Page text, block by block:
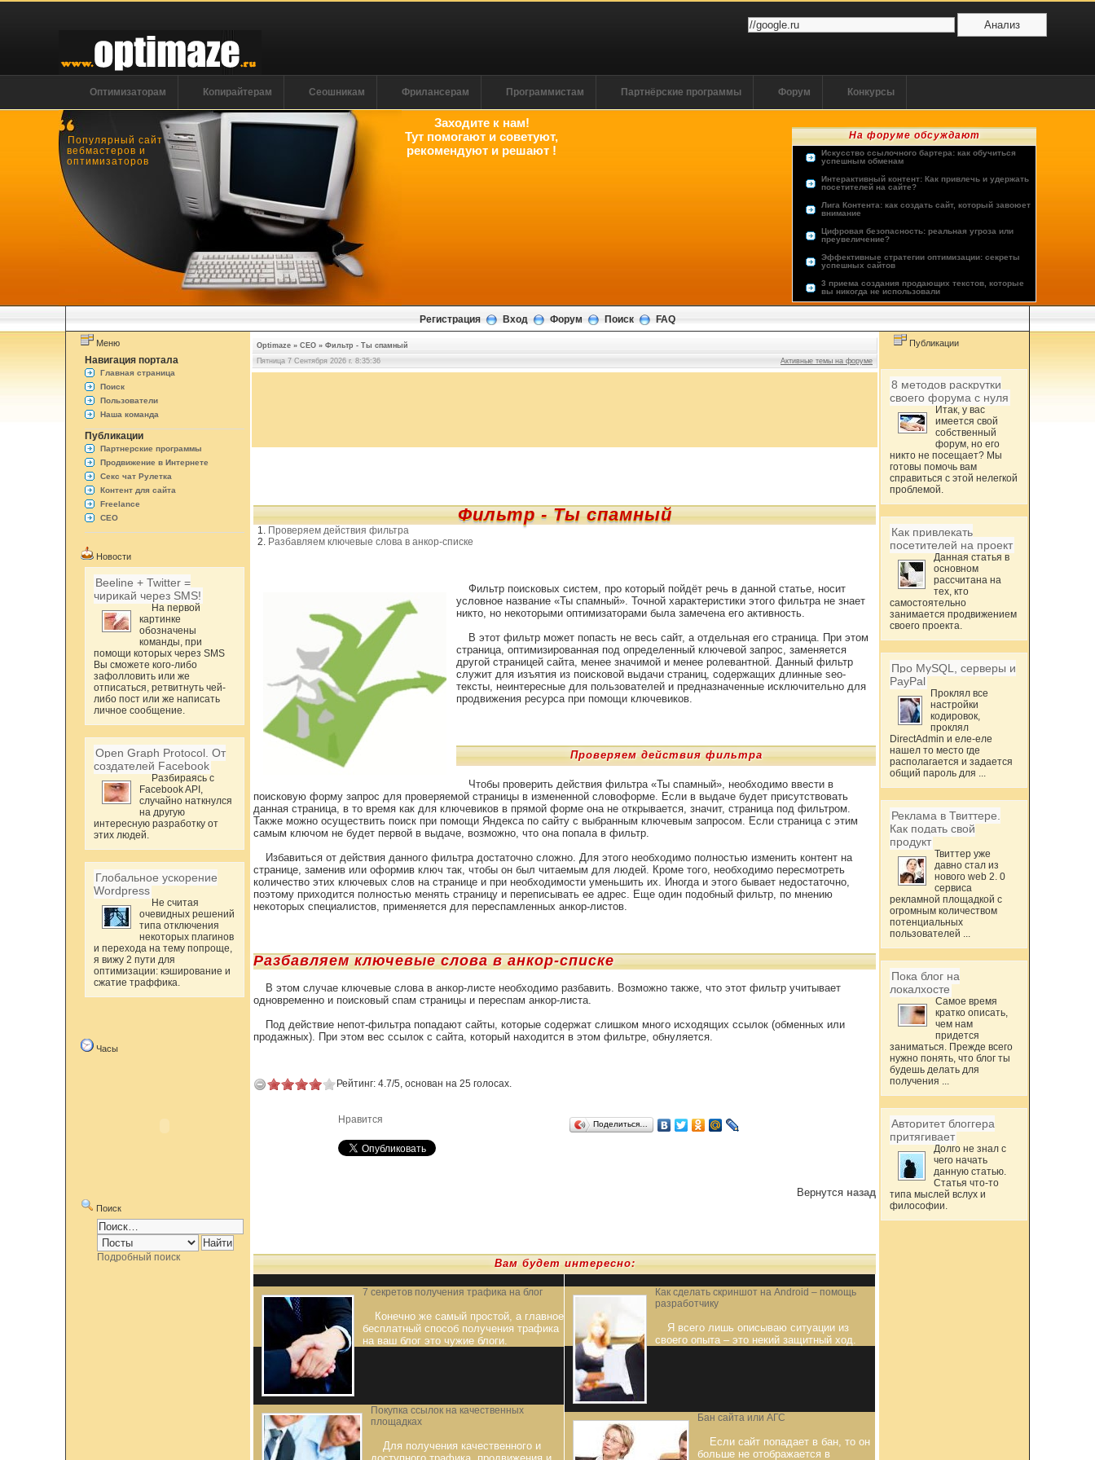
Оптимизаторам Копирайтерам Сеошникам Фрилансерам Программистам Партнёрские программы Форум Конкурсы
На форуме обсуждают
Искусство ссылочного бартера: как обучиться
успешным обменам
Интерактивный контент: Как привлечь и удержать
посетителей на сайте?
Лига Контента: как создать сайт, который завоюет
внимание
Цифровая безопасность: реальная угроза или
преувеличение?
Эффективные стратегии оптимизации: секреты
успешных сайтов
3 приема создания продающих текстов, которые
вы никогда не использовали
Опыт пользователей: лучшие хостинг-провайдеры
Популярный сайт
вебмастеров и
оптимизаторов
Заходите к нам!
Тут помогают и советуют,
рекомендуют и решают !
Регистрация Вход Форум Поиск FAQ
Меню
Навигация портала
Главная страница
Поиск
Пользователи
Наша команда
Публикации
Партнерские программы
Продвижение в Интернете
Секс чат Рулетка
Контент для сайта
Freelance
СЕО
Новости
Beeline + Twitter =
чирикай через SMS!
На первой
картинке
обозначены
команды, при
помощи которых через SMS
Вы сможете кого-либо
зафолловить или же
отписаться, ретвитнуть чей-
либо пост или же написать
личное сообщение.
Open Graph Protocol. От
создателей Facebook
Разбираясь с
Facebook API,
случайно наткнулся
на другую
интересную разработку от
этих людей.
Глобальное ускорение
Wordpress
Не считая
очевидных решений
типа отключения
некоторых плагинов
и перехода на тему попроще,
я вижу 2 пути для
оптимизации: кэширование и
сжатие траффика.
Часы
Поиск
Подробный поиск
Optimaze » СЕО » Фильтр - Ты спамный
Пятница 7 Сентября 2026 г. 8:35:37
Активные темы на форуме
Фильтр - Ты спамный
Проверяем действия фильтра
Разбавляем ключевые слова в анкор-списке
Фильтр поисковых систем, про который пойдёт речь в данной статье, носит
условное название «Ты спамный». Точной характеристики этого фильтра не знает
никто, но некоторыми оптимизаторами была замечена его активность.
В этот фильтр может попасть не весь сайт, а отдельная его страница. При этом
страница, оптимизированная под определенный ключевой запрос, заменяется
другой страницей сайта, менее значимой и менее ролевантной. Данный фильтр
служит для изъятия из поисковой выдачи страниц, содержащих длинные seo-
тексты, неинтересные для пользователей и предназначенные исключительно для
продвижения ресурса при помощи ключевиков.
Проверяем действия фильтра
Чтобы проверить действия фильтра «Ты спамный», необходимо ввести в
поисковую форму запрос для проверяемой страницы в измененной словоформе. Если в выдаче будет присутствовать
данная страница, в то время как для ключевиков в прямой форме она не открывается, значит, страница под фильтром.
Также можно осуществить поиск при помощи Яндекса по сайту с выбранным ключевым запросом. Если страница с этим
самым ключом не будет первой в выдаче, возможно, что она попала в фильтр.
Избавиться от действия данного фильтра достаточно сложно. Для этого необходимо полностью изменить контент на
странице, заменив или оформив ключ так, чтобы он был читаемым для людей. Кроме того, необходимо пересмотреть
количество этих ключевых слов на странице и при необходимости уменьшить их. Иногда и этого бывает недостаточно,
поэтому приходится полностью менять страницу и переписывать ее адрес. Еще один подобный фильтр, по мнению
некоторых специалистов, применяется для переспамленных анкор-листов.
Разбавляем ключевые слова в анкор-списке
В этом случае ключевые слова в анкор-листе необходимо разбавить. Возможно также, что этот фильтр учитывает
одновременно и поисковый спам страницы и переспам анкор-листа.
Под действие непот-фильтра попадают сайты, которые содержат слишком много исходящих ссылок (обменных или
продажных). При этом вес ссылок с сайта, который находится в этом фильтре, обнуляется.
Рейтинг: 4.7/5, основан на 25 голосах.
Нравится Поделиться…
Вернутся назад
Вам будет интересно:
7 секретов получения трафика на блог
Конечно же самый простой, а главное
бесплатный способ получения трафика
на ваш блог это чужие блоги.
Покупка ссылок на качественных
площадках
Для получения качественного и
Как сделать скриншот на Android – помощь
разработчику
Я всего лишь описываю ситуации из
своего опыта – это некий защитный ход.
Бан сайта или АГС
Если сайт попадает в бан, то он
больше не отображается в
Публикации
8 методов раскрутки
своего форума с нуля
Итак, у вас
имеется свой
собственный
форум, но его
никто не посещает? Мы
готовы помочь вам
справиться с этой нелегкой
проблемой.
Как привлекать
посетителей на проект
Данная статья в
основном
рассчитана на
тех, кто
самостоятельно
занимается продвижением
своего проекта.
Про MySQL, серверы и
PayPal
Проклял все
настройки
кодировок,
проклял
DirectAdmin и еле-еле
нашел то место где
располагается и задается
общий пароль для ...
Реклама в Твиттере.
Как подать свой
продукт
Твиттер уже
давно стал из
нового web 2. 0
сервиса
рекламной площадкой с
огромным количеством
потенциальных
пользователей ...
Пока блог на
локалхосте
Самое время
кратко описать,
чем нам
придется
заниматься. Прежде всего
нужно понять, что блог ты
будешь делать для
получения ...
Авторитет блоггера
притягивает
Долго не знал с
чего начать
данную статью.
Статья что-то
типа мыслей вслух и
философии.